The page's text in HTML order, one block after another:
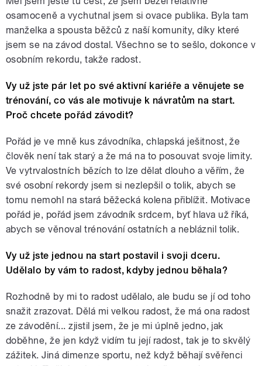
osamoceně a vychutnal jsem si ovace publika. Byla tam
manželka a spousta běžců z naší komunity, díky které
jsem se na závod dostal. Všechno se to sešlo, dokonce v
osobním rekordu, takže radost.
Vy už jste pár let po své aktivní kariéře a věnujete se
trénování, co vás ale motivuje k návratům na start.
Proč chcete pořád závodit?
Pořád je ve mně kus závodníka, chlapská ješitnost, že
člověk není tak starý a že má na to posouvat svoje limity.
Ve vytrvalostních bězích to lze dělat dlouho a věřím, že
své osobní rekordy jsem si nezlepšil o tolik, abych se
tomu nemohl na stará běžecká kolena přiblížit. Motivace
pořád je, pořád jsem závodník srdcem, byť hlava už říká,
abych se věnoval trénování ostatních a nebláznil tolik.
Vy už jste jednou na start postavil i svoji dceru.
Udělalo by vám to radost, kdyby jednou běhala?
Rozhodně by mi to radost udělalo, ale budu se jí od toho
snažit zrazovat. Dělá mi velkou radost, že má ona radost
ze závodění... zjistil jsem, že je mi úplně jedno, jak
doběhne, že jen když vidím tu její radost, tak je to skvělý
zážitek. Jiná dimenze sportu, než když běhají svěřenci